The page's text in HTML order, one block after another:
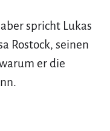
spricht Lukas
Rostock, seinen
er die